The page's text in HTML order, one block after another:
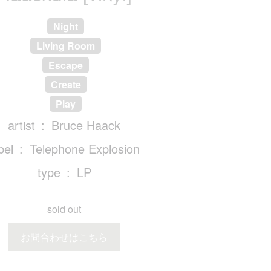
Night
Living Room
Escape
Create
Play
artist
Bruce Haack
Telephone Explosion
type
LP
sold out
お問合わせはこちら